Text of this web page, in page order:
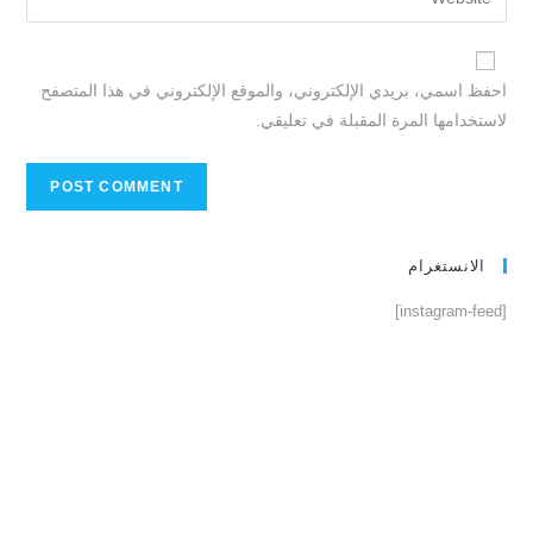
احفظ اسمي، بريدي الإلكتروني، والموقع الإلكتروني في هذا المتصفح
لاستخدامها المرة المقبلة في تعليقي.
الانستغرام
[instagram-feed]